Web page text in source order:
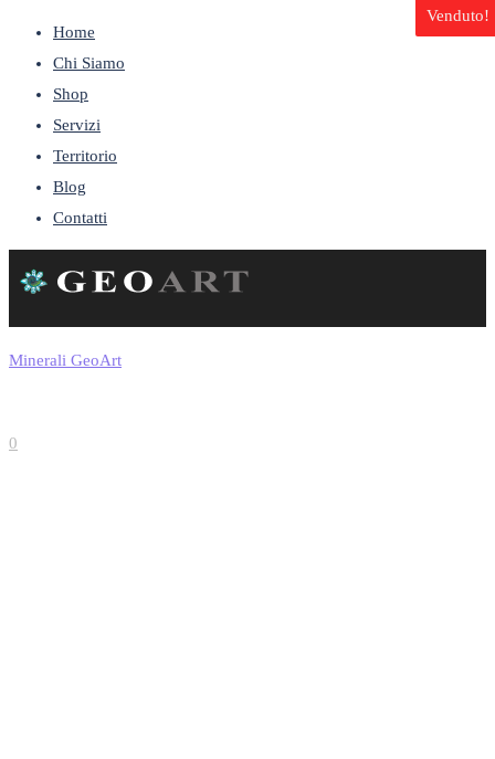
Home
Chi Siamo
Shop
Servizi
Territorio
Blog
Contatti
0
Minerali GeoArt
Venduto!